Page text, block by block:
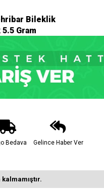
Bileklik
5.5 Gram
Bedava Gelince Haber Ver